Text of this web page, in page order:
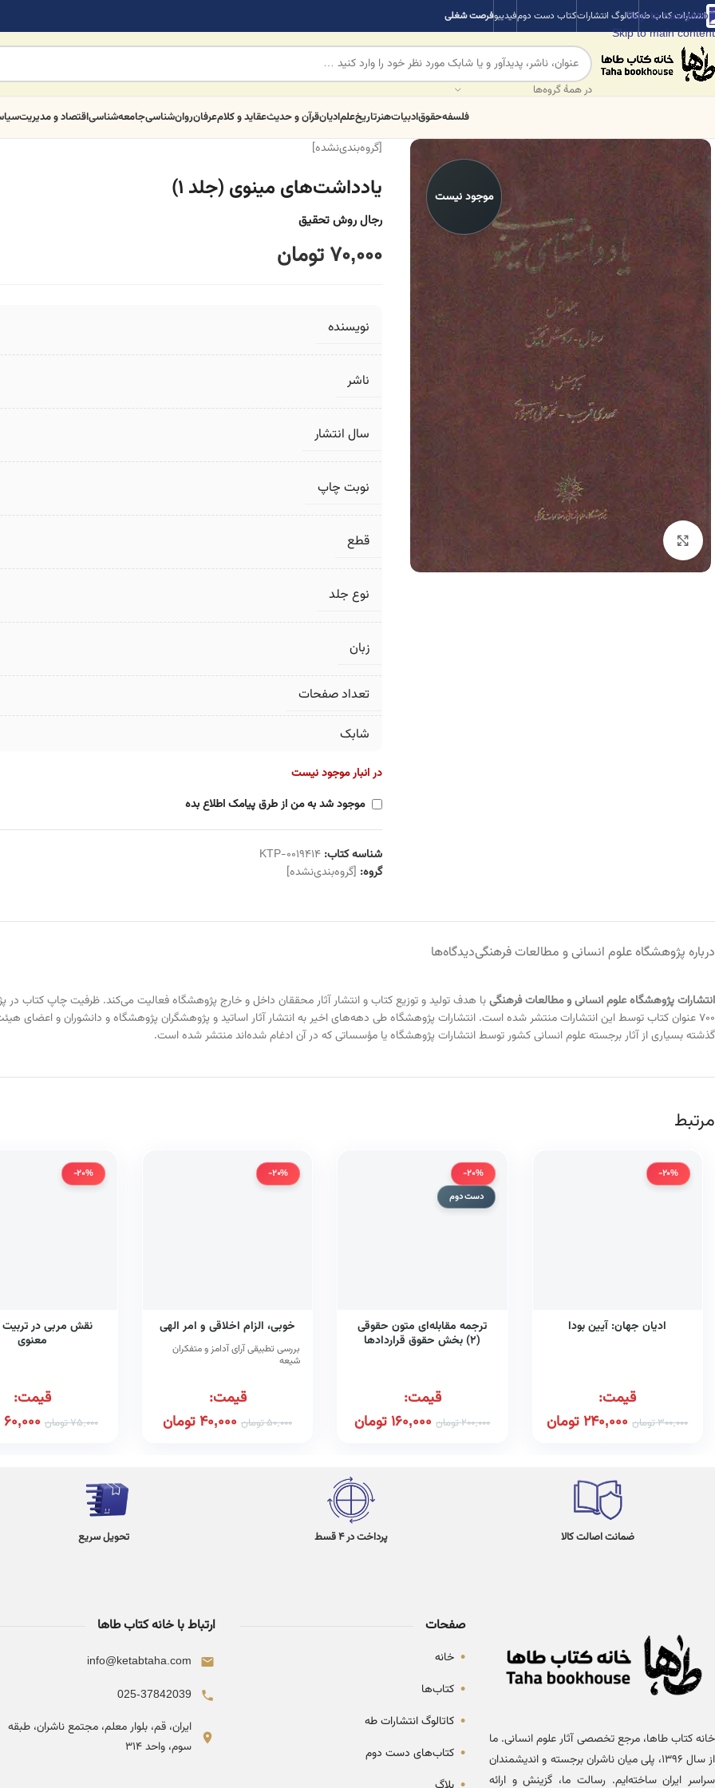
Skip to navigation
Skip to main content
انتشارات کتاب طهکاتالوگ انتشاراتکتاب دست دومفیدیبوفرصت شغلی
در همهٔ گروه‌ها
فلسفهحقوقادبیاتهنرتاریخعلمادیانقرآن و حدیثعقاید و کلامعرفانروان‌شناسیجامعه‌شناسیاقتصاد و مدیریت
موجود نیست
برای بزرگنمایی کلیک کنید
[گروه‌بندی‌نشده]
یادداشت‌های مینوی (جلد ۱)
رجال روش تحقیق
70,000 تومان
نویسنده
ناشر
سال انتشار
نوبت چاپ
قطع
نوع جلد
زبان
تعداد صفحات
شابک
در انبار موجود نیست
موجود شد به من از طرق پیامک اطلاع بده
شناسه کتاب:KTP-0019414
گروه: [گروه‌بندی‌نشده]
درباره پژوهشگاه علوم انسانی و مطالعات فرهنگیدیدگاه‌ها
انتشارات پژوهشگاه علوم انسانی و مطالعات فرهنگی
۷۰۰ عنوان کتاب توسط این انتشارات منتشر شده است. انتشارات پژوهشگاه طی دهه‌های اخیر به انتشار آثار اساتید و پژوهشگران پژوهشگاه و دانشوران و
گذشته بسیاری از آثار برجسته علوم انسانی کشور توسط انتشارات پژوهشگاه یا مؤسساتی که در آن ادغام شده‌اند منتشر شده است.
مرتبط
-20%
ادیان جهان: آیین بودا
قیمت:
300,000تومان 240,000تومان
-20%
دست دوم
ترجمه مقابله‌ای متون حقوقی
(۲) بخش حقوق قراردادها
قیمت:
200,000تومان 160,000تومان
-20%
خوبی، الزام اخلاقی و امر الهی
بررسی تطبیقی آرای آدامز و متفکران
شیعه
قیمت:
50,000تومان 40,000تومان
-20%
نقش مربی در تربیت
معنوی
قیمت:
75,000تومان 60,000
ضمانت اصالت کالا پرداخت در 4 قسط تحویل سریع
خانه کتاب طاها، مرجع تخصصی آثار علوم انسانی. ما
از سال ۱۳۹۶، پلی میان ناشران برجسته و اندیشمندان
سراسر ایران ساخته‌ایم. رسالت ما، گزینش و ارائه
صفحات
• خانه
• کتاب‌ها
• کاتالوگ انتشارات طه
• کتاب‌های دست دوم
ارتباط با خانه کتاب طاها
info@ketabtaha.com
025-37842039
ایران، قم، بلوار معلم، مجتمع ناشران، طبقه
سوم، واحد ۳۱۴